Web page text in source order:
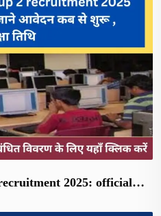
2025: official…